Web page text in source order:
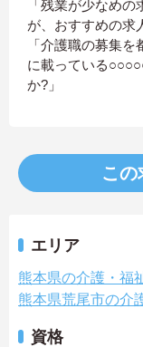
「残業が少なめ
が、おすすめの求
「介護職の募集
に載っている
か?」
この
エリア
熊本県の介護・福
熊本県荒尾市の介
資格